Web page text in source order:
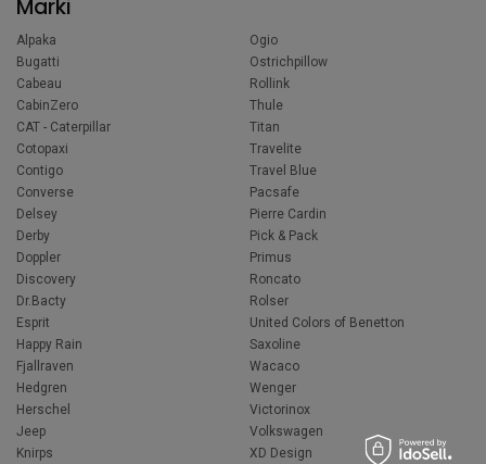
Marki
Alpaka
Bugatti
Cabeau
CabinZero
CAT - Caterpillar
Cotopaxi
Contigo
Converse
Delsey
Derby
Doppler
Discovery
Dr.Bacty
Esprit
Happy Rain
Fjallraven
Hedgren
Herschel
Jeep
Knirps
Ogio
Ostrichpillow
Rollink
Thule
Titan
Travelite
Travel Blue
Pacsafe
Pierre Cardin
Pick & Pack
Primus
Roncato
Rolser
United Colors of Benetton
Saxoline
Wacaco
Wenger
Victorinox
Volkswagen
XD Design